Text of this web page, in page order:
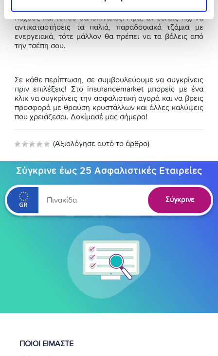
πάχους και τύπου υαλοπίνακες. Άρα, αν θέλεις π.χ. να
αντικαταστήσεις τα παλιά, παραδοσιακά τζάμια με
ενεργειακά, τότε μάλλον θα πρέπει να τα βάλεις από
την τσέπη σου.
Σε κάθε περίπτωση, σε συμβουλεύουμε να συγκρίνεις
πριν επιλέξεις! Στο insurancemarket μπορείς με ένα
κλικ να συγκρίνεις την ασφαλιστική αγορά και να βρεις
προσφορά με θραύση κρυστάλλων και άλλες καλύψεις
που χρειάζεσαι. Δοκίμασέ μας σήμερα!
(Αξιολόγησε αυτό το άρθρο)
Σύγκρινε έως 25 Ασφαλιστικές Εταιρείες
Σύγκρινε
ΠΟΙΟΙ ΕΙΜΑΣΤΕ